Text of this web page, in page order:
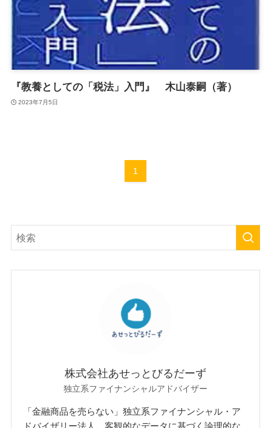
『教養としての「税法」入門』 木山泰嗣（著）
2023年7月5日
1
株式会社あせっとびるだーず
独立系ファイナンシャルアドバイザー
「金融商品を売らない」独立系ファイナンシャル・ア
ドバイザリー法人。客観的なデータに基づく論理的な